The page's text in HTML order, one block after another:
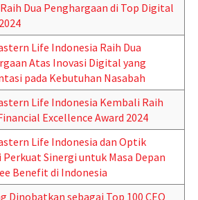
Dua Penghargaan di Top Digital
Life Indonesia Raih Dua
Atas Inovasi Digital yang
pada Kebutuhan Nasabah
Life Indonesia Kembali Raih
Excellence Award 2024
Life Indonesia dan Optik
Perkuat Sinergi untuk Masa Depan
Benefit di Indonesia
Dinobatkan sebagai Top 100 CEO